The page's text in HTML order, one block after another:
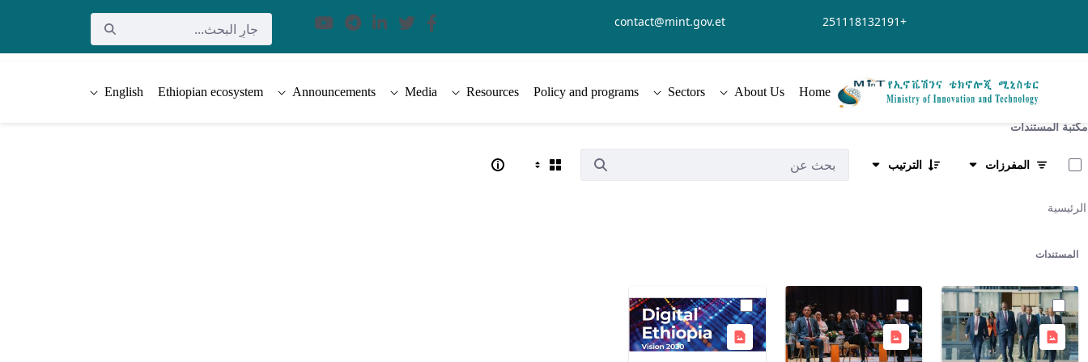
+251118132191
contact@mint.gov.et
Home
About Us
Sectors
Policy and programs
Resources
Media
Announcements
Ethiopian ecosystem
English
مكتبة المستندات
المفرزات
الترتيب
الرئيسية
المستندات